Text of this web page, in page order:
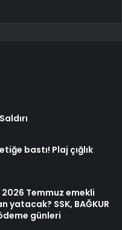
bastı! Plaj çığlık
2026 Temmuz emekli
yatacak? SSK, BAĞKUR
günleri